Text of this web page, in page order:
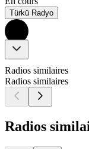
Türkü Radyo
Radios similaires
Radios similaires
Radios